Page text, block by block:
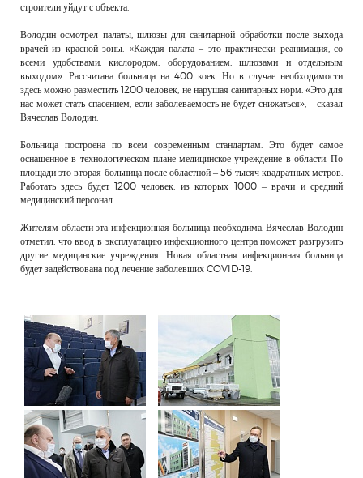
строители уйдут с объекта.
Володин осмотрел палаты, шлюзы для санитарной обработки после выхода
врачей из красной зоны. «Каждая палата – это практически реанимация, со
всеми удобствами, кислородом, оборудованием, шлюзами и отдельным
выходом». Рассчитана больница на 400 коек. Но в случае необходимости
здесь можно разместить 1200 человек, не нарушая санитарных норм. «Это для
нас может стать спасением, если заболеваемость не будет снижаться», – сказал
Вячеслав Володин.
Больница построена по всем современным стандартам. Это будет самое
оснащенное в технологическом плане медицинское учреждение в области. По
площади это вторая больница после областной – 56 тысяч квадратных метров.
Работать здесь будет 1200 человек, из которых 1000 – врачи и средний
медицинский персонал.
Жителям области эта инфекционная больница необходима. Вячеслав Володин
отметил, что ввод в эксплуатацию инфекционного центра поможет разгрузить
другие медицинские учреждения. Новая областная инфекционная больница
будет задействована под лечение заболевших COVID-19.